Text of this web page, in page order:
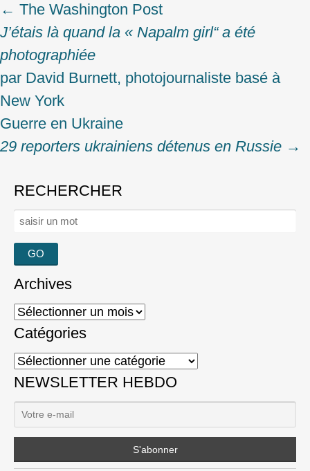
Post
navigation
← The Washington Post
J’étais là quand la « Napalm girl“ a été
photographiée
par David Burnett, photojournaliste basé à
New York
Guerre en Ukraine
29 reporters ukrainiens détenus en Russie →
RECHERCHER
Rechercher :
Archives
Archives
Catégories
Catégories
NEWSLETTER HEBDO